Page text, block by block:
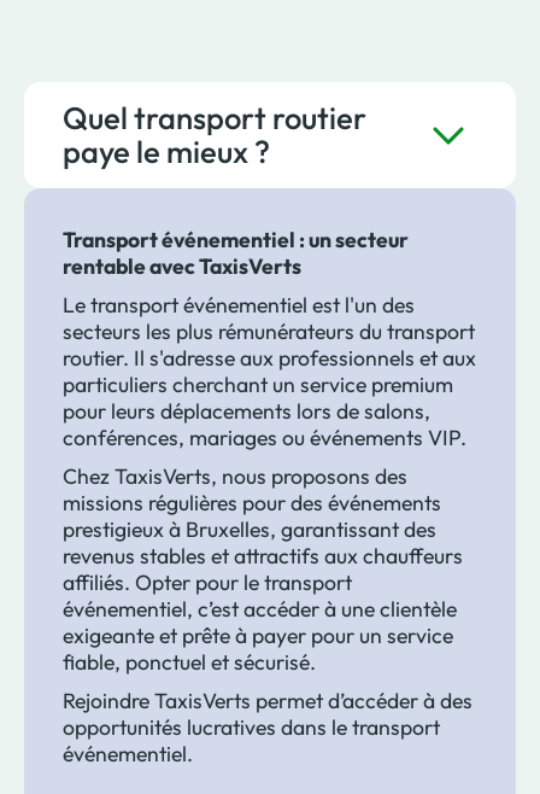
Quel transport routier
paye le mieux ?
Transport événementiel : un secteur
rentable avec TaxisVerts
Le transport événementiel est l'un des
secteurs les plus rémunérateurs du transport
routier. Il s'adresse aux professionnels et aux
particuliers cherchant un service premium
pour leurs déplacements lors de salons,
conférences, mariages ou événements VIP.
Chez TaxisVerts, nous proposons des
missions régulières pour des événements
prestigieux à Bruxelles, garantissant des
revenus stables et attractifs aux chauffeurs
affiliés. Opter pour le transport
événementiel, c’est accéder à une clientèle
exigeante et prête à payer pour un service
fiable, ponctuel et sécurisé.
Rejoindre TaxisVerts permet d’accéder à des
opportunités lucratives dans le transport
événementiel.